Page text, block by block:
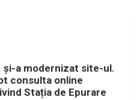
și-a modernizat site-ul.
consulta online
Stația de Epurare